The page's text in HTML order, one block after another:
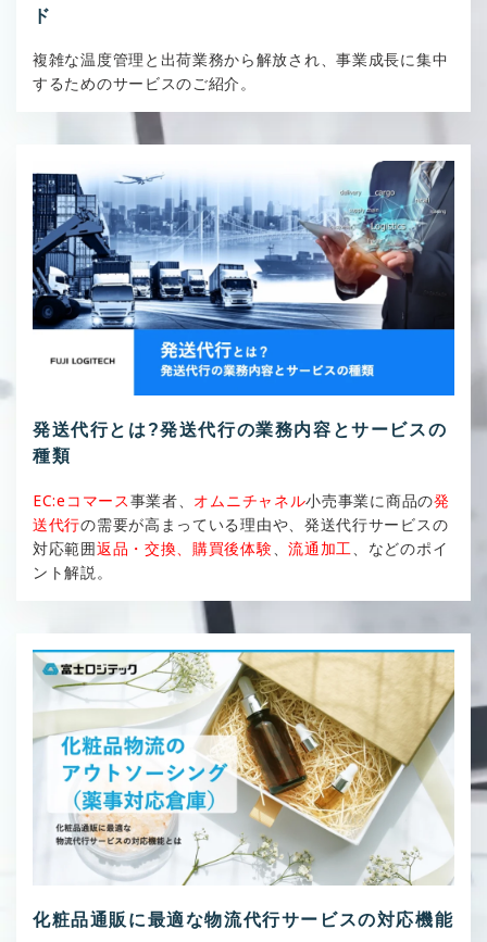
ド
複雑な温度管理と出荷業務から解放され、事業成長に集中
するためのサービスのご紹介。
発送代行とは?発送代行の業務内容とサービスの
種類
EC:eコマース事業者、 オムニチャネル小売事業に商品の発
送代行の需要が高まっている理由や、発送代行サービスの
対応範囲返品・交換、購買後体験 、流通加工
、などのポイ
ント解説。
化粧品通販に最適な物流代行サービスの対応機能